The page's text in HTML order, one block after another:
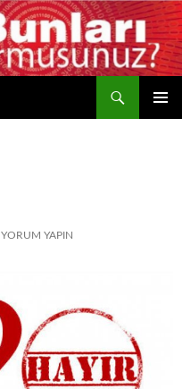
YORUM YAPIN